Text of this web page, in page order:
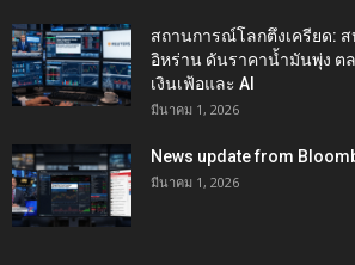
สถานการณ์โลกตึงเครียด:
อิหร่าน ดันราคาน้ำมันพุ่ง ต
เงินเฟ้อและ AI
มีนาคม 1, 2026
News update from
มีนาคม 1, 2026